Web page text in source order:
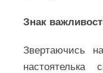
Знак
Звертаючись
настоятелька